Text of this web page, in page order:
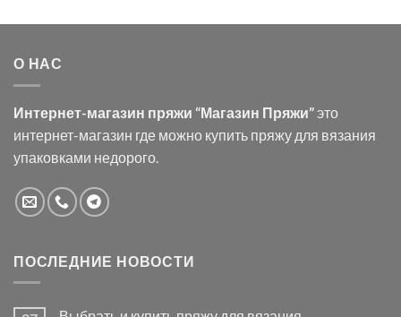
О НАС
Интернет-магазин пряжи “Магазин Пряжи”это
интернет-магазин где можно купить пряжу для вязания
упаковками недорого.
ПОСЛЕДНИЕ НОВОСТИ